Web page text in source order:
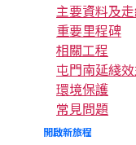
主要資料及
重要里程碑
相關工程
屯門南延綫
環境保護
常見問題
開啟新旅程